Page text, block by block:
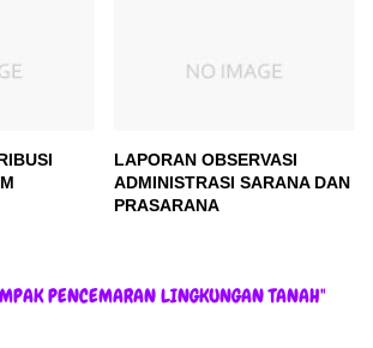
LAPORAN OBSERVASI
ADMINISTRASI SARANA DAN
PRASARANA
PENCEMARAN LINGKUNGAN TANAH"